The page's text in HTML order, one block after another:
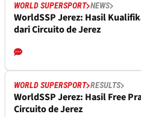
WORLD SUPERSPORT NEWS
WorldSSP Jerez: Hasil
dari Circuito de Jerez
WORLD SUPERSPORT RESULTS
WorldSSP Jerez: Hasil Free
Circuito de Jerez